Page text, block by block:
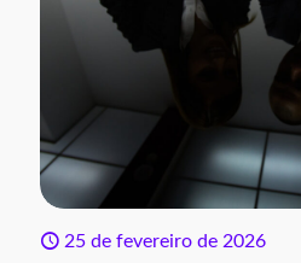
25 de fevereiro de 2026